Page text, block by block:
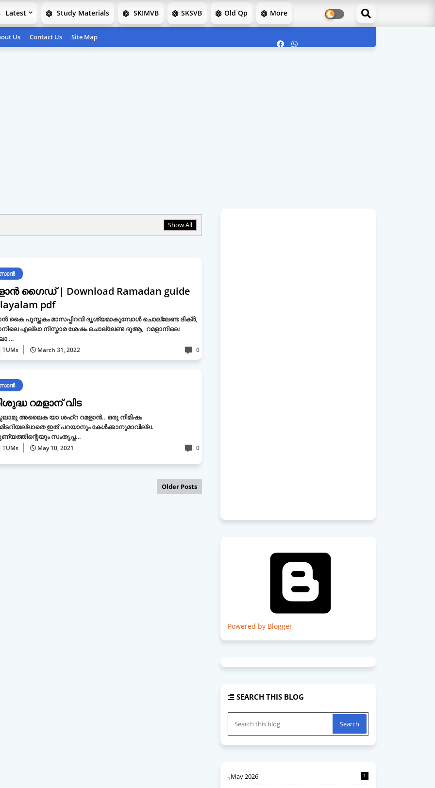
Latest Study Materials SKIMVB SKSVB Old Qp More
Us Contact Us Site Map
Show All
ഗൈഡ് | Download Ramadan guide
pdf
കൈ പുസ്തകം മാസപ്പിറവി ദൃശ്യമാകുമ്പോൾ ചൊല്ലേണ്ട ദിക്ർ,
എല്ലാ നിസ്കാര ശേഷം ചൊല്ലേണ്ട ദുആ, റമളാനിലെ
…
TUMs March 31, 2022 0
റമളാന് വിട
അലൈക യാ ശഹ്‌റ റമളാന്‍.. ഒരു നിമിഷം
ഇത് പറയാനും കേള്‍ക്കാനുമാവില്ല.
സംതൃപ്ത…
TUMs May 10, 2021 0
Older Posts
Powered by Blogger
SEARCH THIS BLOG
May 2026 1